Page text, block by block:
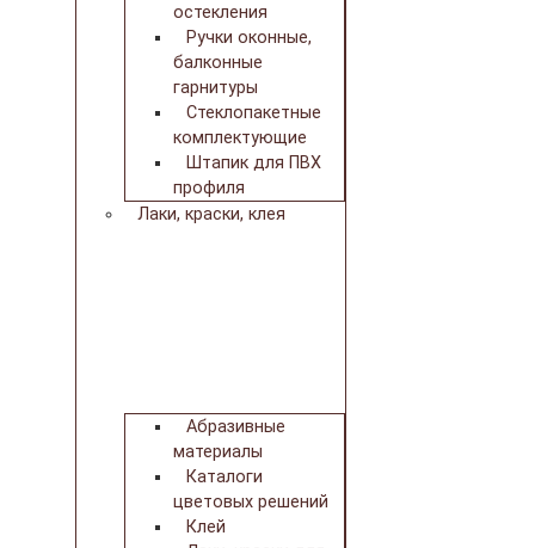
остекления
Ручки оконные,
балконные
гарнитуры
Стеклопакетные
комплектующие
Штапик для ПВХ
профиля
Лаки, краски, клея
Абразивные
материалы
Каталоги
цветовых решений
Клей